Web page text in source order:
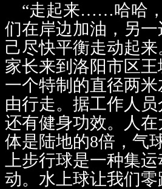
“走起来……哈哈
们在岸边加油，另
己尽快平衡走动起
家长来到洛阳市区
一个特制的直径两
由行走。据工作人
还有健身功效。人
体是陆地的8倍，气
上步行球是一种集
动。水上球让我们